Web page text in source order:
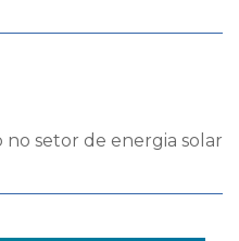
setor de energia solar